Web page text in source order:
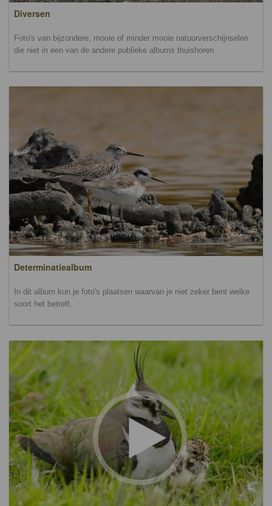
Diversen
Foto's van bijzondere, mooie of minder mooie natuurverschijnselen
die niet in een van de andere publieke albums thuishoren
Determinatiealbum
In dit album kun je foto's plaatsen waarvan je niet zeker bent welke
soort het betreft.